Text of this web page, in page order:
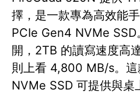
擇，是一款專為高效能
PCIe Gen4 NVMe SSD
開，2TB 的讀寫速度高
則上看 4,800 MB/s。
NVMe SSD 可提供與桌